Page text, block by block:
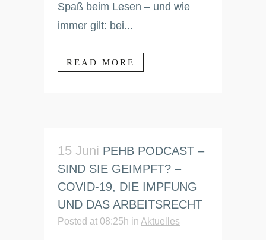
Spaß beim Lesen – und wie
immer gilt: bei...
READ MORE
15 Juni PEHB PODCAST –
SIND SIE GEIMPFT? –
COVID-19, DIE IMPFUNG
UND DAS ARBEITSRECHT
Posted at 08:25h in Aktuelles